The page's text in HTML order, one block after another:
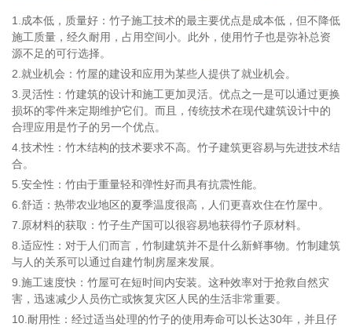
1.成本低，质量好：竹子施工技术的最主要优点是成本低，但不降低
施工质量，经久耐用，占用空间小。此外，使用竹子也是弥补总资
源不足的可行选择。
2.就业机会：竹屋的建设和应用为某些人提供了就业机会。
3.灵活性：竹建筑的设计和施工更加灵活。优点之一是可以通过更换
损坏的零件来定期维护它们。而且，传统技术在现代建筑设计中的
合理应用是竹子的另一个优点。
4.技术性：竹木结构的技术要求不高。竹子建筑更容易与先进技术结
合。
5.安全性：竹由于重量轻和弹性好而具有抗震性能。
6.舒适：热带农业地区的夏季温度很高，人们更喜欢住在竹屋中。
7.原材料的获取：竹子生产国可以很容易地获得竹子原材料。
8.适应性：对于人们而言，竹制建筑并不是什么新鲜事物。竹制建筑
与人的关系可以通过自建竹制房屋来发展。
9.施工速度快：竹屋可在短时间内安装。这种效率对于抢救自然灾
害，迅速减少人员伤亡或恢复灾区人民的生活非常重要。
10.耐用性：经过适当处理的竹子的使用寿命可以长达30年，并且仔